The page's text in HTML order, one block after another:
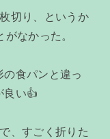
切り、というか
なかった。
食パンと違っ
良い👍
、すごく折りた